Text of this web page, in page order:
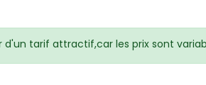
d'un tarif attractif,car les prix sont